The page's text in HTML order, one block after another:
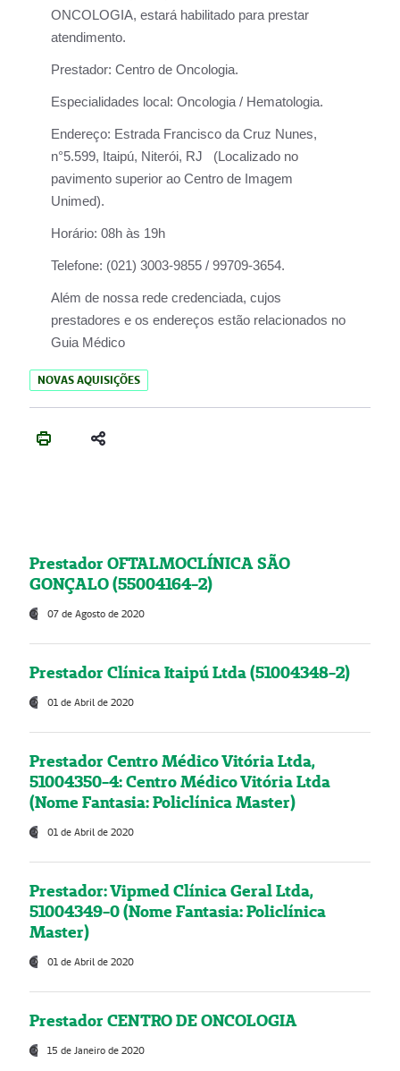
ONCOLOGIA, estará habilitado para prestar
atendimento.
Prestador: Centro de Oncologia.
Especialidades local: Oncologia / Hematologia.
Endereço: Estrada Francisco da Cruz Nunes,
n°5.599, Itaipú, Niterói, RJ (Localizado no
pavimento superior ao Centro de Imagem
Unimed).
Horário: 08h às 19h
Telefone: (021) 3003-9855 / 99709-3654.
Além de nossa rede credenciada, cujos
prestadores e os endereços estão relacionados no
Guia Médico
NOVAS AQUISIÇÕES
Prestador OFTALMOCLÍNICA SÃO
GONÇALO (55004164-2)
07 de Agosto de 2020
Prestador Clínica Itaipú Ltda (51004348-2)
01 de Abril de 2020
Prestador Centro Médico Vitória Ltda,
51004350-4: Centro Médico Vitória Ltda
(Nome Fantasia: Policlínica Master)
01 de Abril de 2020
Prestador: Vipmed Clínica Geral Ltda,
51004349-0 (Nome Fantasia: Policlínica
Master)
01 de Abril de 2020
Prestador CENTRO DE ONCOLOGIA
15 de Janeiro de 2020